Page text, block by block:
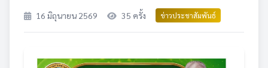
16 มิถุนายน 2569 35 ครั้ง ข่าวประชาสัมพันธ์